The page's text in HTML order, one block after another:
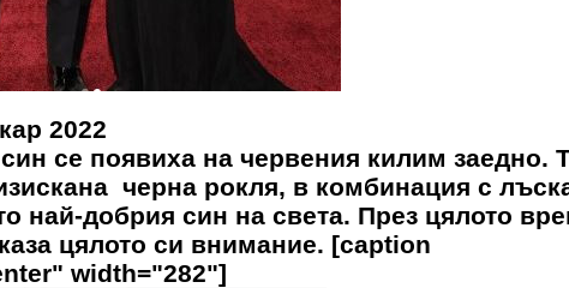
2022
се появиха на червения килим заедно.
черна рокля, в комбинация с
най-добрия син на света. През цялото
цялото си внимание. [caption
width="282"]